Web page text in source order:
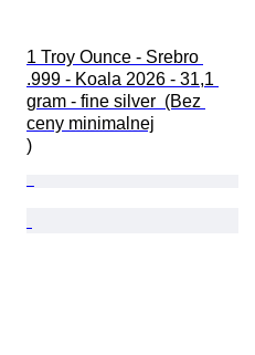
1 Troy Ounce - Srebro
.999 - Koala 2026 - 31,1
gram - fine silver  (Bez
ceny minimalnej
)